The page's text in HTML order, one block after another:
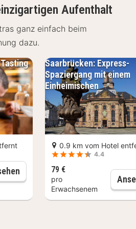
Saarbrücken
befindet sich in
eine gute Ausgangslage, um
zu erkunden. Dank der
du zahlreiche
und
bequem von hier aus.
– ca. 1 km
– ca. 1 km
– ca. 850 m
ca. 5 km
Hotel Saarbrücken
überzeugt mit
und komfortablen
Aufenthalt
ganz einfach beim
dazu.
Saarbrücken: Cocktail Tasting
Saarbrücken: Express-
Spaziergang mit einem
Einheimischen
0.9 km vom Hotel
4.4
79 €
pro
Erwachsenem